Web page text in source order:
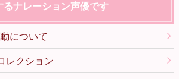
ナレーション声優です
について
レクション